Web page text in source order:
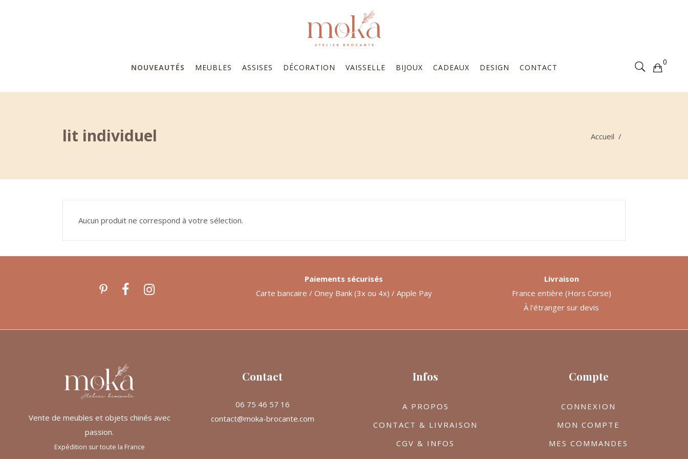
NOUVEAUTÉS MEUBLES ASSISES DÉCORATION VAISSELLE BIJOUX CADEAUX DESIGN CONTACT
0
Votre sélection est vide
lit individuel Accueil /
Aucun produit ne correspond à votre sélection.
Vente de meubles et objets chinés avec
passion.
Expédition sur toute la France
Contact
06 75 46 57 16
contact@moka-brocante.com
Infos
A PROPOS
CONTACT & LIVRAISON
CGV & INFOS
Compte
CONNEXION
MON COMPTE
MES COMMANDES
Paiements sécurisés
Carte bancaire / Oney Bank (3x ou 4x) / Apple Pay
Livraison
France entière (Hors Corse)
À l'étranger sur devis